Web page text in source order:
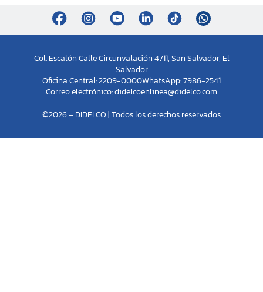
Col. Escalón Calle Circunvalación 4711, San Salvador, El
Salvador
Oficina Central: 2209-0000WhatsApp: 7986-2541
Correo electrónico:didelcoenlinea@didelco.com
©2026 – DIDELCO | Todos los derechos reservados